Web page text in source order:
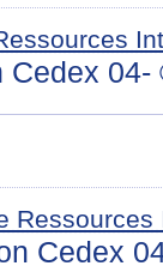
Cedex 04-
Cedex